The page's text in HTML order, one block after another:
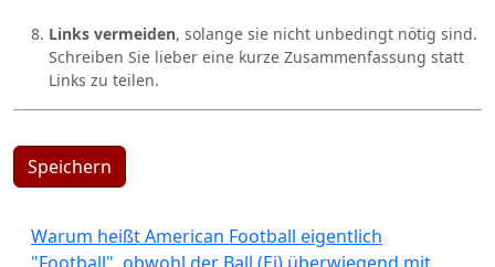
Links vermeiden, solange sie nicht unbedingt nötig sind.
Schreiben Sie lieber eine kurze Zusammenfassung statt
Links zu teilen.
Speichern
Warum heißt American Football eigentlich